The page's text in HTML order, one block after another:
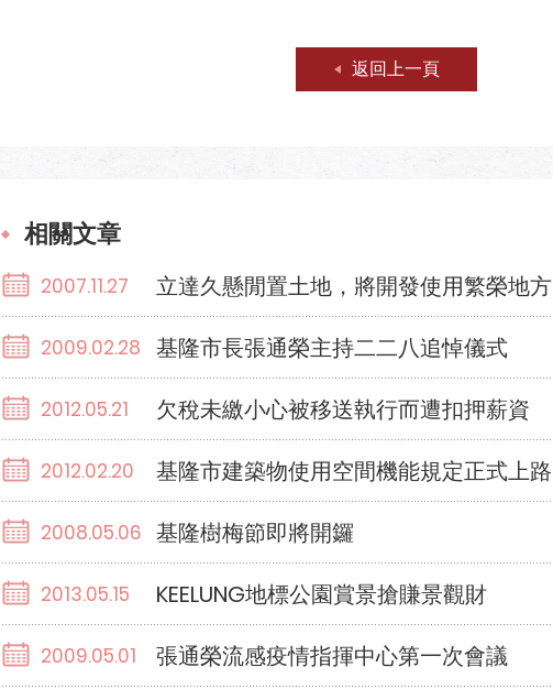
返回上一頁
相關文章
2007.11.27 立達久懸閒置土地，將開發使用繁榮地方
2009.02.28 基隆市長張通榮主持二二八追悼儀式
2012.05.21 欠稅未繳小心被移送執行而遭扣押薪資
2012.02.20 基隆市建築物使用空間機能規定正式上路
2008.05.06 基隆樹梅節即將開鑼
2013.05.15 KEELUNG地標公園賞景搶賺景觀財
2009.05.01 張通榮流感疫情指揮中心第一次會議